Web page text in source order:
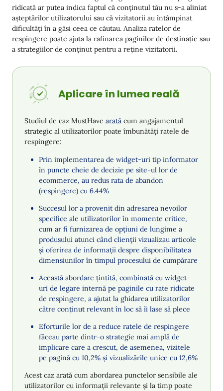
ridicată ar putea indica faptul că conținutul tău nu s-a aliniat
așteptărilor utilizatorului sau că vizitatorii au întâmpinat
dificultăți în a găsi ceea ce căutau. Analiza ratelor de
respingere poate ajuta la rafinarea paginilor de destinație sau
a strategiilor de conținut pentru a reține vizitatorii.
Aplicare în lumea reală
Studiul de caz MustHave arată cum angajamentul
strategic al utilizatorilor poate îmbunătăți ratele de
respingere:
Prin implementarea de widget-uri tip informator
în puncte cheie de decizie pe site-ul lor de
ecommerce, au redus rata de abandon
(respingere) cu 6.44%
Succesul lor a provenit din adresarea nevoilor
specifice ale utilizatorilor în momente critice,
cum ar fi furnizarea de opțiuni de lungime a
produsului atunci când clienții vizualizau articole
și oferirea de informații despre disponibilitatea
dimensiunilor în timpul procesului de cumpărare
Această abordare țintită, combinată cu widget-
uri de legare internă pe paginile cu rate ridicate
de respingere, a ajutat la ghidarea utilizatorilor
către conținut relevant în loc să îi lase să plece
Eforturile lor de a reduce ratele de respingere
făceau parte dintr-o strategie mai amplă de
implicare care a crescut, de asemenea, vizitele
pe pagină cu 10,2% și vizualizările unice cu 12,6%
Acest caz arată cum abordarea punctelor sensibile ale
utilizatorilor cu informații relevante și la timp poate